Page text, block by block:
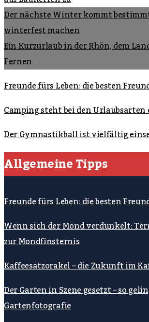
Der nächste Winter kommt
winterfest machen
Ein Kurzurlaub in der Rhön, dem
Fernen
Freunde fürs Leben: die besten
Camping steht bei den Urlaubsarten
Der Gymnastikball ist vielfältig
Allgemeine Tipps
Freunde fürs Leben: die besten
Wenn sich der Mond verdunkelt:
zur Mondfinsternis
Kaffeesatzorakel – die Zukunft im
Der Garten in Szene gesetzt – so
Gartenfotografie